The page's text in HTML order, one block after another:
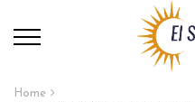
Home